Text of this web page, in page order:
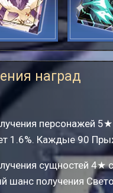
горизонты
наград
персонажей
1.6%. Каждые 90
сущностей 4★
шанс получения